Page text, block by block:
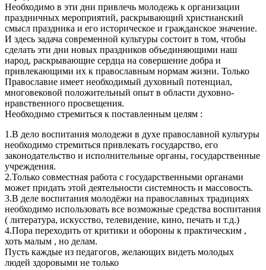
Необходимо в эти дни привлечь молодежь к организации
праздничных мероприятий, раскрывающий христианский
смысл праздника и его историческое и гражданское значение.
И здесь задача современной культуры состоит в том, чтобы
сделать эти дни новых праздников объединяющими наш
народ, раскрывающие сердца на совершение добра и
привлекающими их к православным нормам жизни. Только
Православие имеет необходимый духовный потенциал,
многовековой положительный опыт в области духовно-
нравственного просвещения.
Необходимо стремиться к поставленным целям :
1.В дело воспитания молодежи в духе православной культуры
необходимо стремиться привлекать государство, его
законодательство и исполнительные органы, государственные
учреждения.
2.Только совместная работа с государственными органами
может придать этой деятельности системность и массовость.
3.В деле воспитания молодёжи на православных традициях
необходимо использовать все возможные средства воспитания
( литература, искусство, телевидение, кино, печать и т.д.)
4.Пора переходить от критики и обороны к практическим ,
хоть малым , но делам.
Пусть каждые из педагогов, желающих видеть молодых
людей здоровыми не только